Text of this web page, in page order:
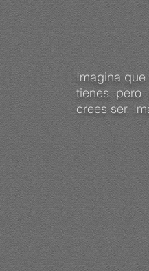
Imagina
tienes, pero
crees ser.